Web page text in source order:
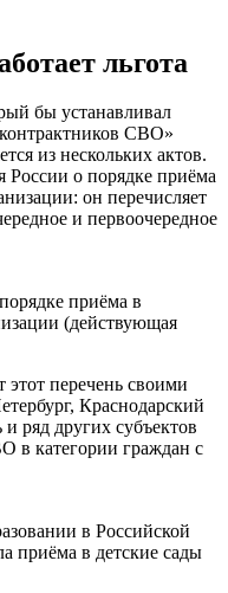
льгота
бы устанавливал
контрактников СВО»
из нескольких актов.
о порядке приёма
он перечисляет
и первоочередное
приёма в
(действующая
перечень своими
Краснодарский
и ряд других субъектов
в категории граждан с
в Российской
приёма в детские сады